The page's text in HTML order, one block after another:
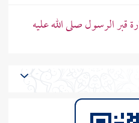
قبر الرسول صلى الله عليه